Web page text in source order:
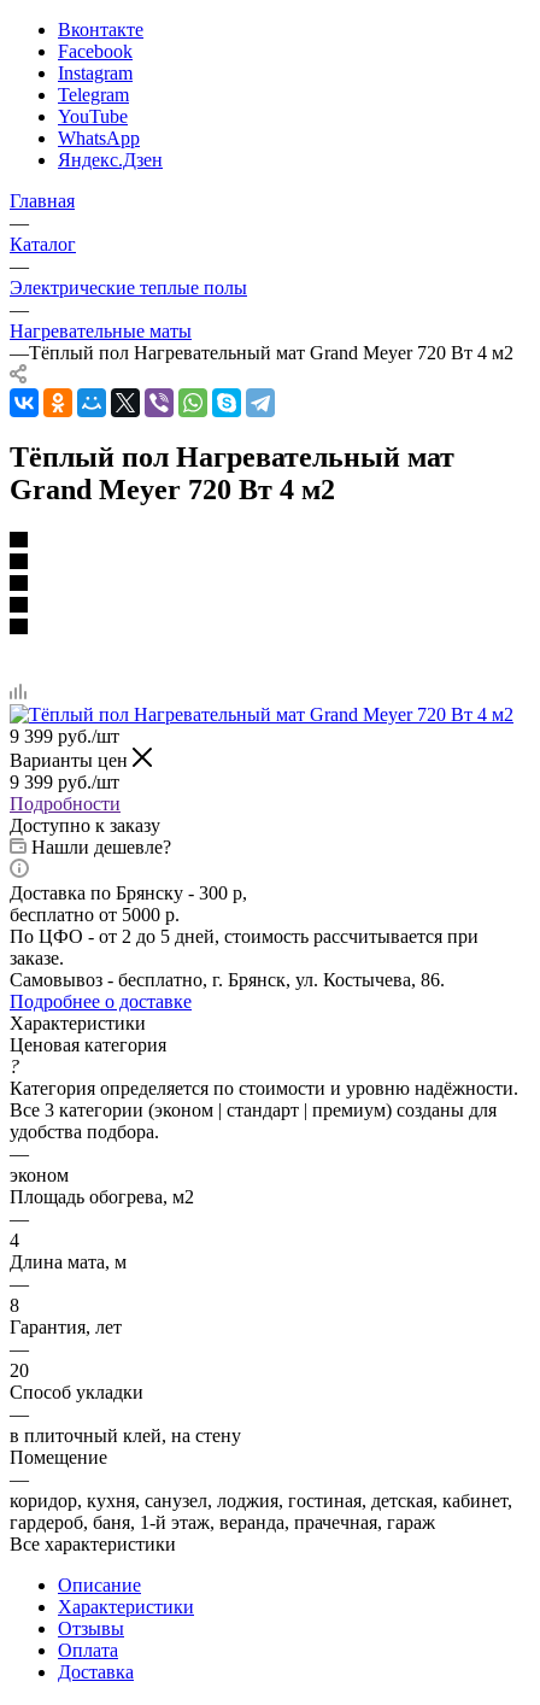
Вконтакте
Facebook
Instagram
Telegram
YouTube
WhatsApp
Яндекс.Дзен
Главная
—
Каталог
—
Электрические теплые полы
—
Нагревательные маты
—Тёплый пол Нагревательный мат Grand Meyer 720 Вт 4 м2
Тёплый пол Нагревательный мат
Grand Meyer 720 Вт 4 м2
9 399 руб./шт
Варианты цен
9 399 руб./шт
Подробности
Доступно к заказу
Нашли дешевле?
Доставка по Брянску - 300 р,
бесплатно от 5000 р.
По ЦФО - от 2 до 5 дней, стоимость рассчитывается при
заказе.
Самовывоз - бесплатно, г. Брянск, ул. Костычева, 86.
Подробнее о доставке
Характеристики
Ценовая категория
?
Категория определяется по стоимости и уровню надёжности.
Все 3 категории (эконом | стандарт | премиум) созданы для
удобства подбора.
—
эконом
Площадь обогрева, м2
—
4
Длина мата, м
—
8
Гарантия, лет
—
20
Способ укладки
—
в плиточный клей, на стену
Помещение
—
коридор, кухня, санузел, лоджия, гостиная, детская, кабинет,
гардероб, баня, 1-й этаж, веранда, прачечная, гараж
Все характеристики
Описание
Характеристики
Отзывы
Оплата
Доставка